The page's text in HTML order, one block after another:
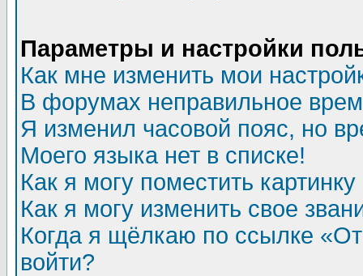
Параметры и настройки
Как мне изменить мои
В форумах неправильное
Я изменил часовой пояс, но
Моего языка нет в списке!
Как я могу поместить
Как я могу изменить свое
Когда я щёлкаю по ссылке
войти?